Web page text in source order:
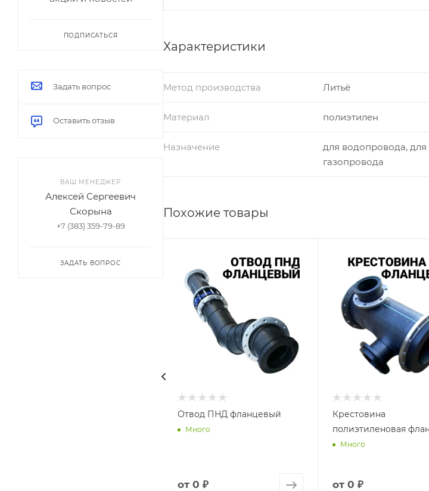
Характеристики
Метод производства Литьё
Материал полиэтилен
Назначение
для водопровода, для
газопровода
Похожие товары
Отвод ПНД фланцевый
Много
от 0 ₽
Крестовина
полиэтиленовая
Много
от 0 ₽
ПОДПИСАТЬСЯ
Задать вопрос
Оставить отзыв
ВАШ МЕНЕДЖЕР
Алексей Сергеевич
Скорына
+7 (383) 359-79-89
ЗАДАТЬ ВОПРОС